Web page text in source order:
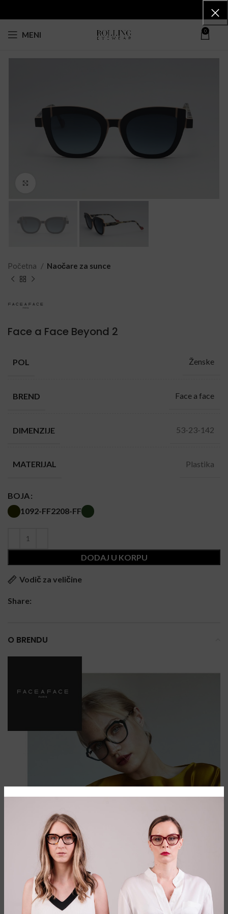
MENI 0
Početna Naočare za sunce
Face a Face Beyond 2
POL Ženske
BREND Face a face
DIMENZIJE 53-23-142
MATERIJAL Plastika
BOJA
1092-FF2208-FF
DODAJ U KORPU
Vodič za veličine
Share:
O BRENDU
Kreatorski brend nove forme stopljen sa
umetničkom lepotom. Prepustite se
ovom svetu